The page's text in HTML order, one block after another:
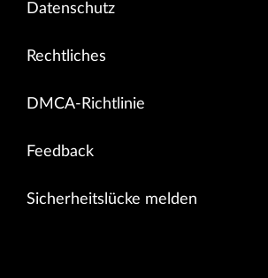
Datenschutz
Rechtliches
DMCA-Richtlinie
Feedback
Sicherheitslücke melden